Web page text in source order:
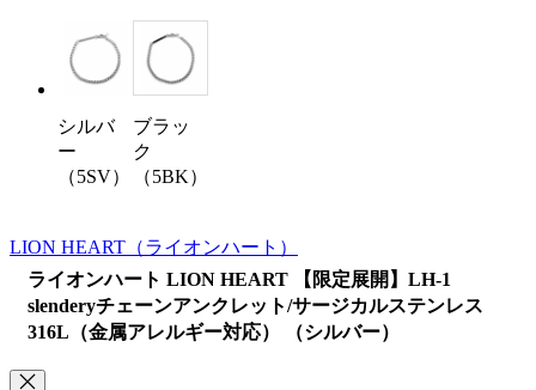
シルバ
ー
（5SV）
ブラッ
ク
（5BK）
LION HEART （ライオンハート）
ライオンハート LION HEART 【限定展開】LH-1
slenderyチェーンアンクレット/サージカルステンレス
316L（金属アレルギー対応） （シルバー）